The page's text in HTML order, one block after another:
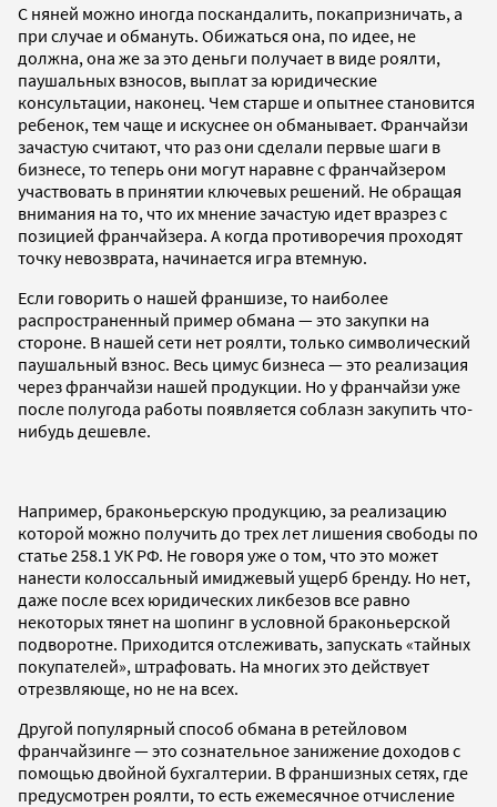
С няней можно иногда поскандалить, покапризничать, а
при случае и обмануть. Обижаться она, по идее, не
должна, она же за это деньги получает в виде роялти,
паушальных взносов, выплат за юридические
консультации, наконец. Чем старше и опытнее становится
ребенок, тем чаще и искуснее он обманывает. Франчайзи
зачастую считают, что раз они сделали первые шаги в
бизнесе, то теперь они могут наравне с франчайзером
участвовать в принятии ключевых решений. Не обращая
внимания на то, что их мнение зачастую идет вразрез с
позицией франчайзера. А когда противоречия проходят
точку невозврата, начинается игра втемную.
Если говорить о нашей франшизе, то наиболее
распространенный пример обмана — это закупки на
стороне. В нашей сети нет роялти, только символический
паушальный взнос. Весь цимус бизнеса — это реализация
через франчайзи нашей продукции. Но у франчайзи уже
после полугода работы появляется соблазн закупить что-
нибудь дешевле.
Например, браконьерскую продукцию, за реализацию
которой можно получить до трех лет лишения свободы по
статье 258.1 УК РФ. Не говоря уже о том, что это может
нанести колоссальный имиджевый ущерб бренду. Но нет,
даже после всех юридических ликбезов все равно
некоторых тянет на шопинг в условной браконьерской
подворотне. Приходится отслеживать, запускать «тайных
покупателей», штрафовать. На многих это действует
отрезвляюще, но не на всех.
Другой популярный способ обмана в ретейловом
франчайзинге — это сознательное занижение доходов с
помощью двойной бухгалтерии. В франшизных сетях, где
предусмотрен роялти, то есть ежемесячное отчисление